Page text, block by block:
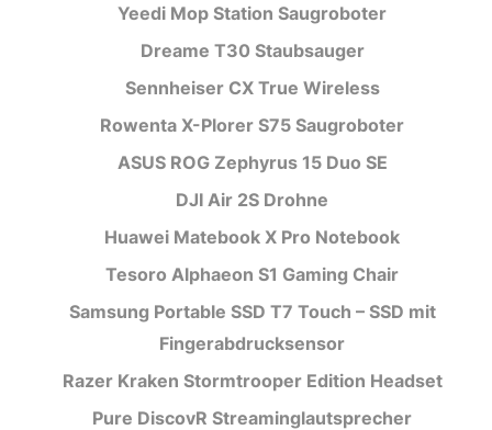
Yeedi Mop Station Saugroboter
Dreame T30 Staubsauger
Sennheiser CX True Wireless
Rowenta X-Plorer S75 Saugroboter
ASUS ROG Zephyrus 15 Duo SE
DJI Air 2S Drohne
Huawei Matebook X Pro Notebook
Tesoro Alphaeon S1 Gaming Chair
Samsung Portable SSD T7 Touch – SSD mit
Fingerabdrucksensor
Razer Kraken Stormtrooper Edition Headset
Pure DiscovR Streaminglautsprecher